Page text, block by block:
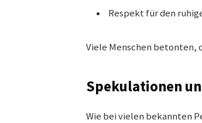
Respekt für den
Viele Menschen betonten,
Spekulationen
Wie bei vielen bekannten